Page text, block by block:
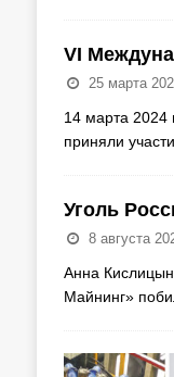
VI
25 марта
14 марта 2024
приняли
Уголь
8 августа
Анна
Майнинг»